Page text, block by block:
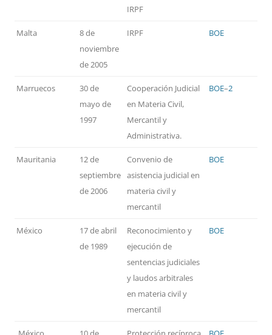
IRPF
Malta
8 de
noviembre
de 2005
IRPF BOE
Marruecos
30 de
mayo de
1997
Cooperación Judicial
en Materia Civil,
Mercantil y
Administrativa.
BOE–2
Mauritania
12 de
septiembre
de 2006
Convenio de
asistencia judicial en
materia civil y
mercantil
BOE
México
17 de abril
de 1989
Reconocimiento y
ejecución de
sentencias judiciales
y laudos arbitrales
en materia civil y
mercantil
BOE